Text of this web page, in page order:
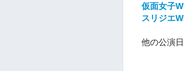
仮面女子
スリジエ
他の公演